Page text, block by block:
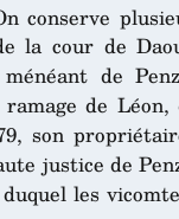
conserve
la cour de
de
de
son
justice de
les